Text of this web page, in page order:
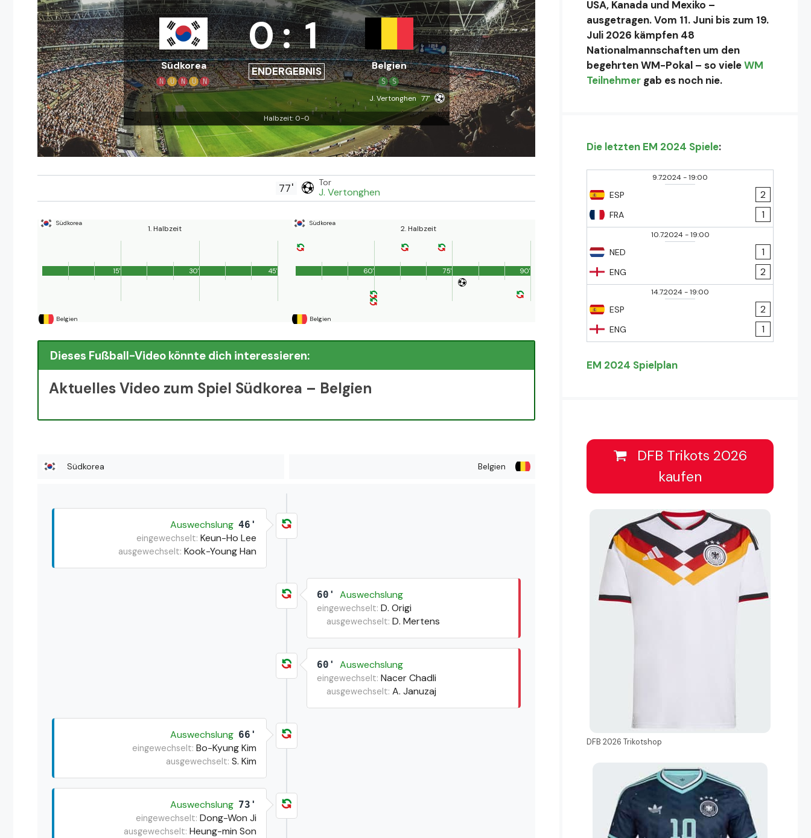
Südkorea
N U N U N
0: 1
ENDERGEBNIS Belgien
S S
J. Vertonghen 77'
Halbzeit: 0-0
77' Tor
J. Vertonghen
Südkorea
1. Halbzeit
Belgien
45'
15' 30'
Südkorea
2. Halbzeit
Belgien
90'
60' 75'
Dieses Fußball-Video könnte dich interessieren:
Aktuelles Video zum Spiel Südkorea – Belgien
Südkorea Belgien
Auswechslung 46'
eingewechselt: Keun-Ho Lee
ausgewechselt: Kook-Young Han
60' Auswechslung
eingewechselt: D. Origi
ausgewechselt: D. Mertens
60' Auswechslung
eingewechselt: Nacer Chadli
ausgewechselt: A. Januzaj
Auswechslung 66'
eingewechselt: Bo-Kyung Kim
ausgewechselt: S. Kim
Auswechslung 73'
eingewechselt: Dong-Won Ji
ausgewechselt: Heung-min Son
USA, Kanada und Mexiko –
ausgetragen. Vom 11. Juni bis zum 19.
Juli 2026 kämpfen 48
Nationalmannschaften um den
begehrten WM-Pokal – so vieleWM
Teilnehmer gab es noch nie.
Die letzten EM 2024 Spiele:
9.7.2024-19:00
ESP
FRA
2
1
10.7.2024-19:00
NED
ENG
1
2
14.7.2024-19:00
ESP
ENG
2
1
EM 2024 Spielplan
DFB Trikots 2026
kaufen
DFB 2026 Trikotshop